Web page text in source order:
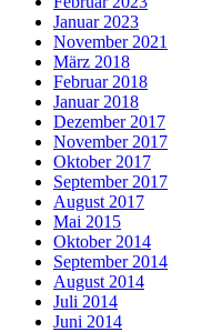
Januar 2023
November 2021
März 2018
Februar 2018
Januar 2018
Dezember 2017
November 2017
Oktober 2017
September 2017
August 2017
Mai 2015
Oktober 2014
September 2014
August 2014
Juli 2014
Juni 2014